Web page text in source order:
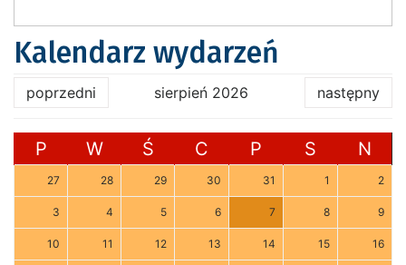
Kalendarz wydarzeń
poprzedni sierpień 2026 następny
P W Ś C P S N
27 28 29 30 31 1 2
3 4 5 6 7 8 9
10 11 12 13 14 15 16